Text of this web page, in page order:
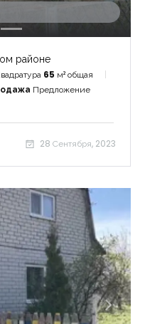
районе
65 м² общая
Предложение
28 Сентября, 2023